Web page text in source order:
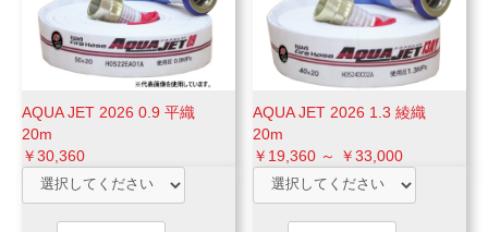
AQUA JET 2026 0.9 平織
20m
￥30,360
AQUA JET 2026 1.3 綾織
20m
￥19,360 ～ ￥33,000